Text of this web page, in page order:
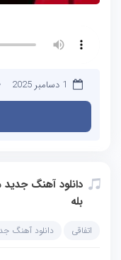
1 دسامبر 2025
دانلود آهنگ
بله
اتفاقی دانلود آهنگ